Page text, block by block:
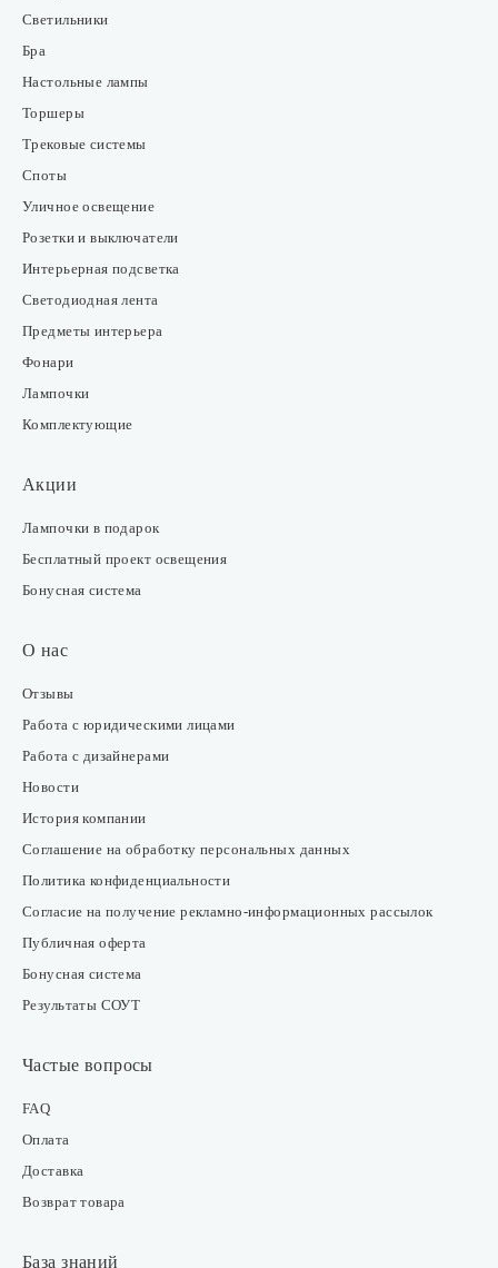
Светильники
Бра
Настольные лампы
Торшеры
Трековые системы
Споты
Уличное освещение
Розетки и выключатели
Интерьерная подсветка
Светодиодная лента
Предметы интерьера
Фонари
Лампочки
Комплектующие
Акции
Лампочки в подарок
Бесплатный проект освещения
Бонусная система
О нас
Отзывы
Работа с юридическими лицами
Работа с дизайнерами
Новости
История компании
Соглашение на обработку персональных данных
Политика конфиденциальности
Согласие на получение рекламно-информационных рассылок
Публичная оферта
Бонусная система
Результаты СОУТ
Частые вопросы
FAQ
Оплата
Доставка
Возврат товара
База знаний